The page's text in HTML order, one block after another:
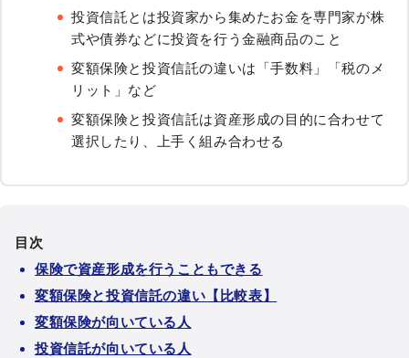
投資信託とは投資家から集めたお金を専門家が株
式や債券などに投資を行う金融商品のこと
変額保険と投資信託の違いは「手数料」「税のメ
リット」など
変額保険と投資信託は資産形成の目的に合わせて
選択したり、上手く組み合わせる
目次
保険で資産形成を行うこともできる
変額保険と投資信託の違い【比較表】
変額保険が向いている人
投資信託が向いている人